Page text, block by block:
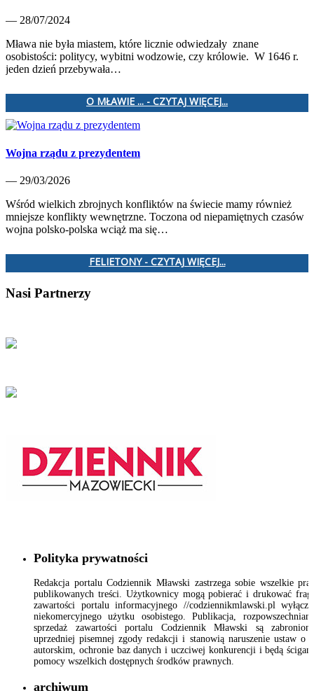
— 28/07/2024
Mława nie była miastem, które licznie odwiedzały znane
osobistości: politycy, wybitni wodzowie, czy królowie. W 1646 r.
jeden dzień przebywała…
O MŁAWIE ... - CZYTAJ WIĘCEJ...
Wojna rządu z prezydentem
— 29/03/2026
Wśród wielkich zbrojnych konfliktów na świecie mamy również
mniejsze konflikty wewnętrzne. Toczona od niepamiętnych czasów
wojna polsko-polska wciąż ma się…
FELIETONY - CZYTAJ WIĘCEJ...
Nasi Partnerzy
Polityka prywatności
Redakcja portalu Codziennik Mławski zastrzega sobie wszelkie
publikowanych treści. Użytkownicy mogą pobierać i drukować
zawartości portalu informacyjnego //codziennikmlawski.pl
niekomercyjnego użytku osobistego. Publikacja,
sprzedaż zawartości portalu Codziennik Mławski są
uprzedniej pisemnej zgody redakcji i stanowią naruszenie ustaw o
autorskim, ochronie baz danych i uczciwej konkurencji i będą
pomocy wszelkich dostępnych środków prawnych.
archiwum